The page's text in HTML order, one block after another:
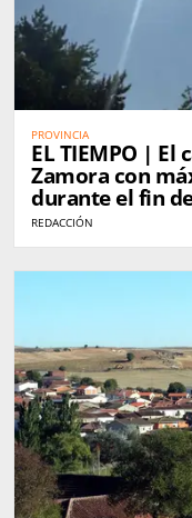
PROVINCIA
EL TIEMPO | El
Zamora con
durante el fin
REDACCIÓN